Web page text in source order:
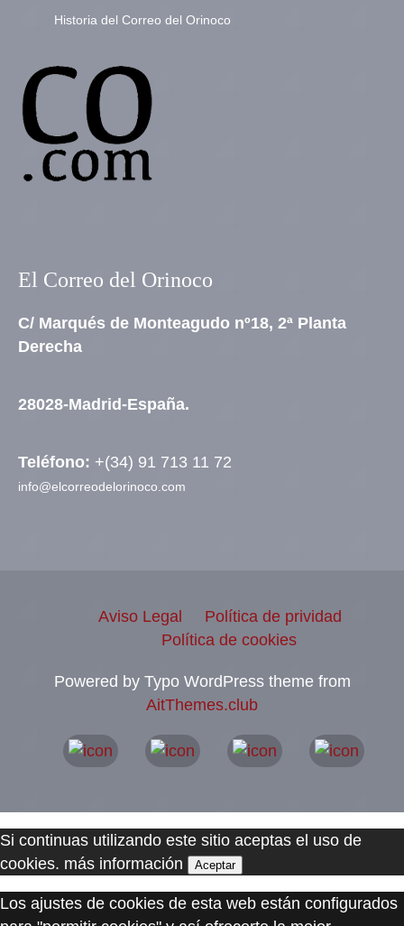
Historia del Correo del Orinoco
El Correo del Orinoco
C/ Marqués de Monteagudo nº18, 2ª Planta
Derecha
28028-Madrid-España.
Teléfono: +(34) 91 713 11 72
info@elcorreodelorinoco.com
Aviso Legal
Política de prividad
Política de cookies
Powered by Typo WordPress theme from
AitThemes.club
Si continuas utilizando este sitio aceptas el uso de
cookies. más información Aceptar
Los ajustes de cookies de esta web están configurados